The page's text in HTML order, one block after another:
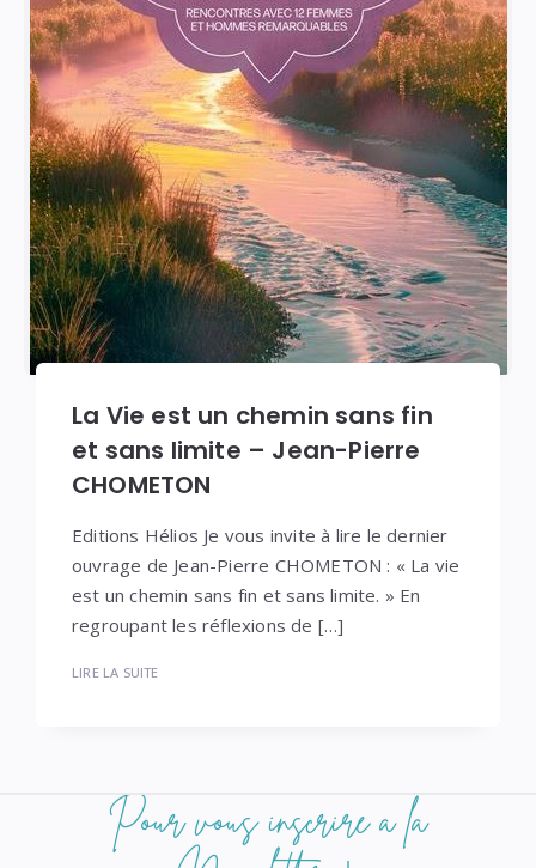
La Vie est un chemin sans fin
et sans limite – Jean-Pierre
CHOMETON
Editions Hélios Je vous invite à lire le dernier
ouvrage de Jean-Pierre CHOMETON : « La vie
est un chemin sans fin et sans limite. » En
regroupant les réflexions de […]
LIRE LA SUITE
POSEZ
QUESTION
Pour vous inscrire à la